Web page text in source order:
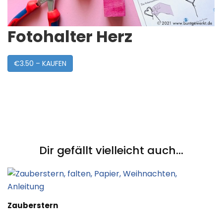
Fotohalter Herz
€3.50 – KAUFEN
Dir gefällt vielleicht auch...
Zauberstern